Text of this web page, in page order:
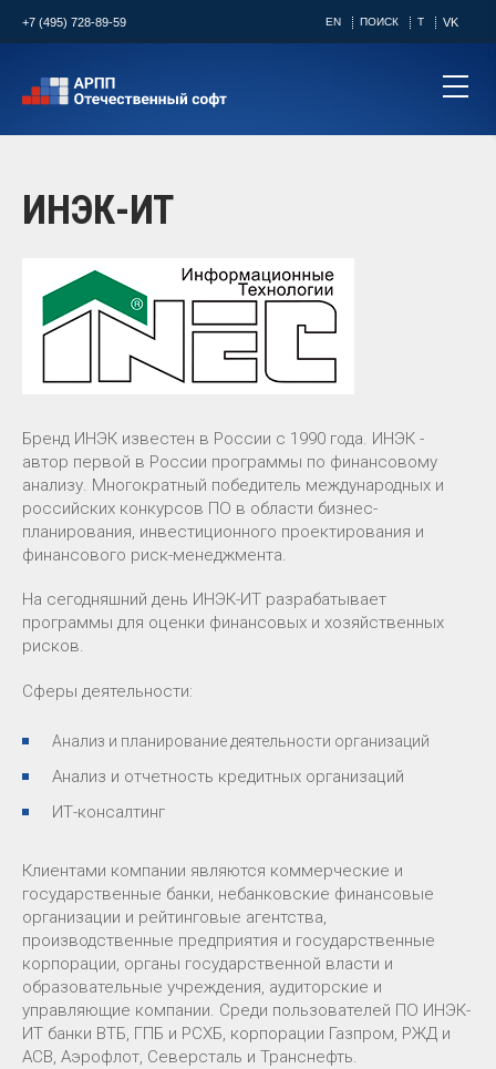
+7 (495) 728-89-59 EN ПОИСК T VK
ИНЭК-ИТ
Бренд ИНЭК известен в России с 1990 года. ИНЭК -
автор первой в России программы по финансовому
анализу. Многократный победитель международных и
российских конкурсов ПО в области бизнес-
планирования, инвестиционного проектирования и
финансового риск-менеджмента.
На сегодняшний день ИНЭК-ИТ разрабатывает
программы для оценки финансовых и хозяйственных
рисков.
Сферы деятельности:
Анализ и планирование деятельности организаций
Анализ и отчетность кредитных организаций
ИТ-консалтинг
Клиентами компании являются коммерческие и
государственные банки, небанковские финансовые
организации и рейтинговые агентства,
производственные предприятия и государственные
корпорации, органы государственной власти и
образовательные учреждения, аудиторские и
управляющие компании. Среди пользователей ПО ИНЭК-
ИТ банки ВТБ, ГПБ и РСХБ, корпорации Газпром, РЖД и
АСВ, Аэрофлот, Северсталь и Транснефть.